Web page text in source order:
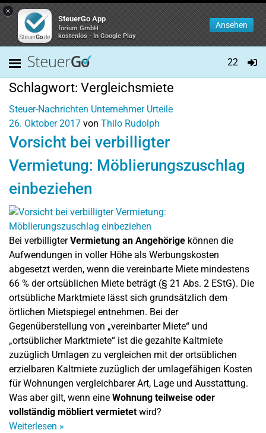
×
SteuerGo App
forium GmbH
kostenlos - In Google Play
Ansehen
22
Schlagwort: Vergleichsmiete
Steuer-Nachrichten Unternehmer Urteile
26. Oktober 2017 von Thilo Rudolph
Vorsicht bei verbilligter
Vermietung: Möblierungszuschlag
einbeziehen
Bei verbilligterVermietung an Angehörige können die
Aufwendungen in voller Höhe als Werbungskosten
abgesetzt werden, wenn die vereinbarte Miete mindestens
66 % der ortsüblichen Miete beträgt (§ 21 Abs. 2 EStG). Die
ortsübliche Marktmiete lässt sich grundsätzlich dem
örtlichen Mietspiegel entnehmen. Bei der
Gegenüberstellung von „vereinbarter Miete“ und
„ortsüblicher Marktmiete“ ist die gezahlte Kaltmiete
zuzüglich Umlagen zu vergleichen mit der ortsüblichen
erzielbaren Kaltmiete zuzüglich der umlagefähigen Kosten
für Wohnungen vergleichbarer Art, Lage und Ausstattung.
Was aber gilt, wenn eine Wohnung teilweise oder
vollständig möbliert vermietetwird?
Weiterlesen »